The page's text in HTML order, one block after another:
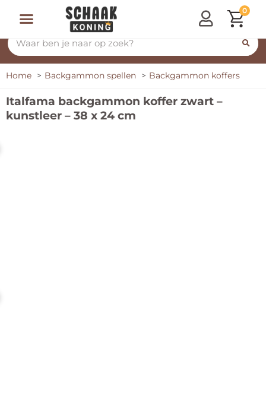
0
Home Backgammon spellen Backgammon koffers
Italfama backgammon koffer zwart –
kunstleer – 38 x 24 cm